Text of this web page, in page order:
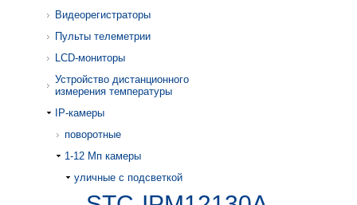
Видеорегистраторы
Пульты телеметрии
LCD-мониторы
Устройство дистанционного
измерения температуры
IP-камеры
поворотные
1-12 Mп камеры
уличные с подсветкой